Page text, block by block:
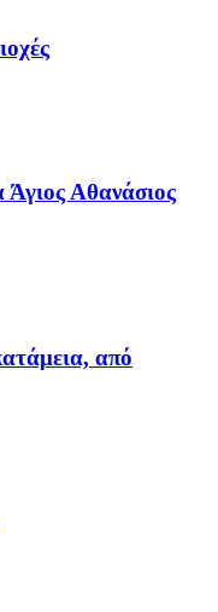
Άγιος Αθανάσιος
από